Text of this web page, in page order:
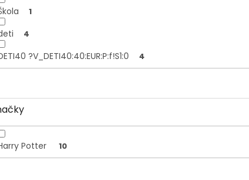
1
4
?V_DETI40:40:EUR:P:f!S1:0 4
Potter 10